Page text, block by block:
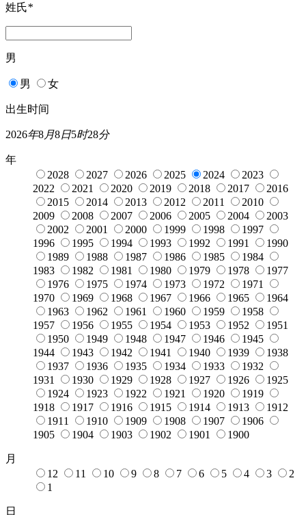
姓氏*
男
男 女
出生时间
2026年8月8日5时28分
年
2028
2027 2026 2025 2024
2023
2022
2021 2020 2019 2018 2017
2016
2015
2014 2013 2012 2011
2010
2009
2008 2007 2006 2005 2004
2003
2002
2001 2000 1999 1998
1997
1996
1995 1994 1993 1992 1991
1990
1989
1988 1987 1986 1985
1984
1983
1982 1981 1980 1979 1978
1977
1976
1975 1974 1973 1972
1971
1970
1969 1968 1967 1966 1965
1964
1963
1962 1961 1960 1959
1958
1957
1956 1955 1954 1953 1952
1951
1950
1949 1948 1947 1946
1945
1944
1943 1942 1941 1940 1939
1938
1937
1936 1935 1934 1933
1932
1931
1930 1929 1928 1927 1926
1925
1924
1923 1922 1921 1920
1919
1918
1917 1916 1915 1914 1913
1912
1911
1910 1909 1908 1907
1906
1905
1904 1903 1902 1901 1900
月
12
11 10 9 8 7 6 5 4 3
2
1
日